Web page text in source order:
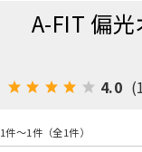
A-FIT 偏
4.0
1件～1件（全1件）